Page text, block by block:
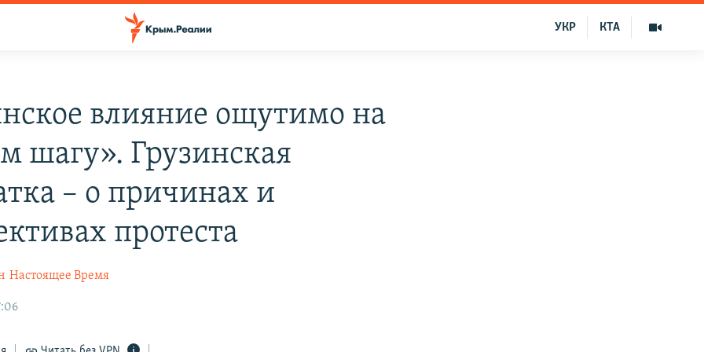
КТА
УКР
влияние ощутимо на
шагу». Грузинская
– о причинах и
протеста
Настоящее Время